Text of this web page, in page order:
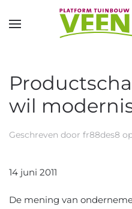
Overslaan en naar de
wil
Geschreven door fr88des8
14 juni 2011
De mening van